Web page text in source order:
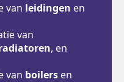
van leidingen en
van
, en
van boilers en